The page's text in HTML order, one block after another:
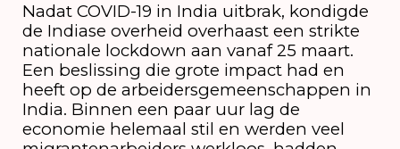
Nadat COVID-19 in India uitbrak, kondigde
de Indiase overheid overhaast een strikte
nationale lockdown aan vanaf 25 maart.
Een beslissing die grote impact had en
heeft op de arbeidersgemeenschappen in
India. Binnen een paar uur lag de
economie helemaal stil en werden veel